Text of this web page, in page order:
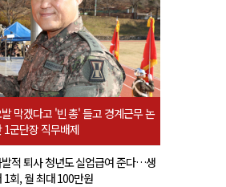
막겠다고 '빈 총' 들고 경계근무 논
1군단장 직무배제
적 퇴사 청년도 실업급여 준다…생
1회, 월 최대 100만원